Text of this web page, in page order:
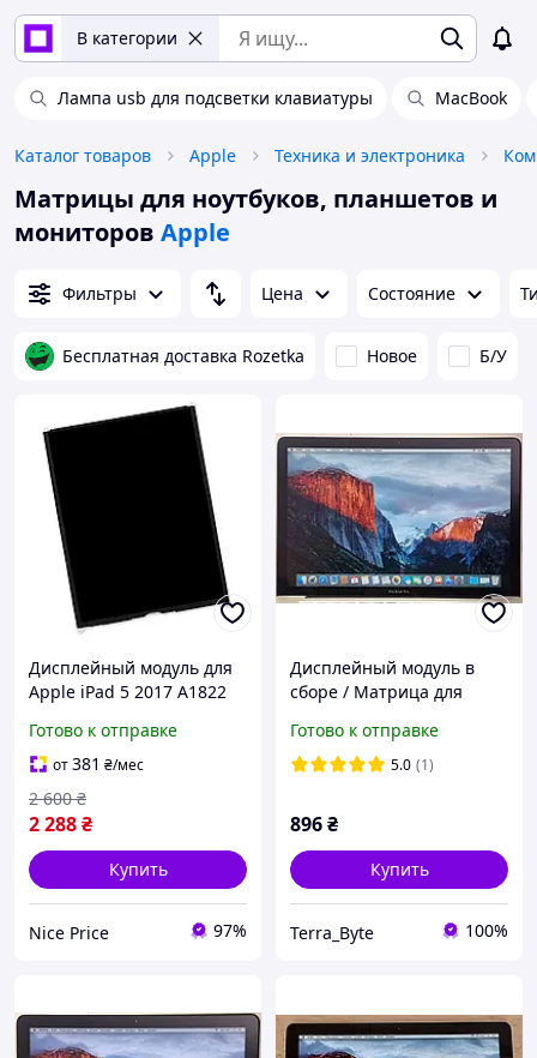
В категории
Лампа usb для подсветки клавиатуры MacBook
Каталог товаров Apple Техника и электроника
Матрицы для ноутбуков, планшетов и
мониторов Apple
Фильтры Цена Состояние
Бесплатная доставка Rozetka Новое Б/У
Дисплейный модуль для
Apple iPad 5 2017 A1822
Готово к отправке
от381 ₴/мес
2 288₴
2 600 ₴
Купить
Nice Price 97%
Дисплейный модуль в
сборе / Матрица для
A1286 (Late 2008) б/у
Оригинал
Готово к отправке
5.0 (1)
896₴
Купить
Terra_Byte 100%